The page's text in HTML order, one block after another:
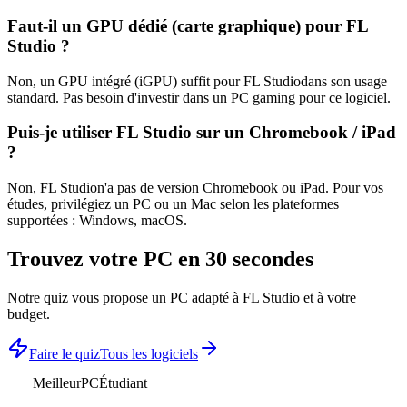
Faut-il un GPU dédié (carte graphique) pour FL
Studio ?
Non, un GPU intégré (iGPU) suffit pourFL Studiodans son usage
standard. Pas besoin d'investir dans un PC gaming pour ce logiciel.
Puis-je utiliser FL Studio sur un Chromebook / iPad
?
Non, FL Studion'a pas de version Chromebook ou iPad. Pour vos
études, privilégiez un PC ou un Mac selon les plateformes
supportées : Windows, macOS.
Trouvez votre PC en 30 secondes
Notre quiz vous propose un PC adapté à FL Studio et à votre
budget.
Faire le quizTous les logiciels
MeilleurPCÉtudiant